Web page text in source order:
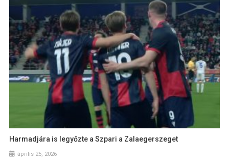
Harmadjára is legyőzte a Szpari a Zalaegerszeget
április 25, 2026